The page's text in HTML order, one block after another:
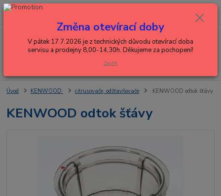
Menu
+420 602 288 130
0,00 Kč
Úvod KENWOOD citrusovače, odšťavňovače KENWOOD odtok šťávy
KENWOOD odtok šťávy
Změna otevírací doby
V pátek 17.7.2026 je z technických důvodu otevírací doba
servisu a prodejny 8,00-14,30h. Děkujeme za pochopení!
Zavřít